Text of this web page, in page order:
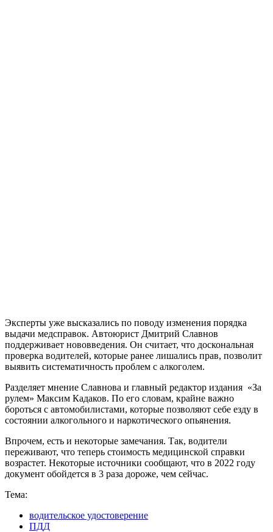
Эксперты уже высказались по поводу изменения порядка
выдачи медсправок. Автоюрист Дмитрий Славнов
поддерживает нововведения. Он считает, что доскональная
проверка водителей, которые ранее лишались прав, позволит
выявить систематичность проблем с алкоголем.
Разделяет мнение Славнова и главный редактор издания «За
рулем» Максим Кадаков. По его словам, крайне важно
бороться с автомобилистами, которые позволяют себе езду в
состоянии алкогольного и наркотического опьянения.
Впрочем, есть и некоторые замечания. Так, водители
переживают, что теперь стоимость медицинской справки
возрастет. Некоторые источники сообщают, что в 2022 году
документ обойдется в 3 раза дороже, чем сейчас.
Тема:
водительское удостоверение
ПДД